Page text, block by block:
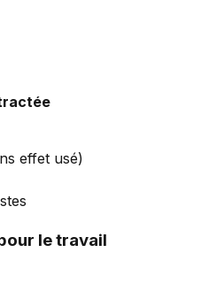
effet usé)
le travail